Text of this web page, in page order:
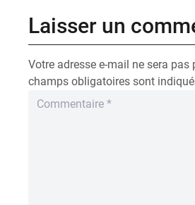
Laisser un
Votre adresse e-mail ne sera pas
champs obligatoires sont